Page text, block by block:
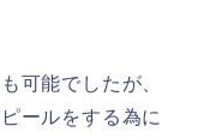
可能でしたが、
ールをする為に